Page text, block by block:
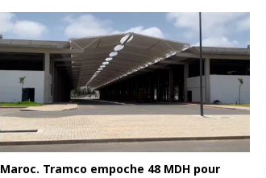
Maroc. Tramco empoche 48 MDH pour